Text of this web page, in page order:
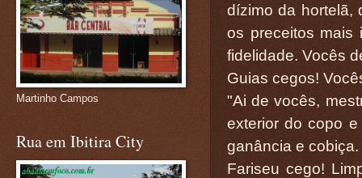
dízimo da hortelã,
os preceitos mais
fidelidade. Vocês
Guias cegos!
"Ai de vocês,
exterior do copo
ganância e cobiça.
Fariseu cego!
Martinho Campos
Rua em Ibitira City